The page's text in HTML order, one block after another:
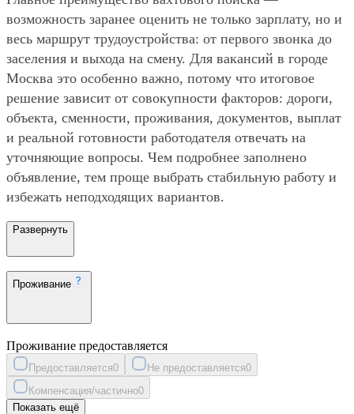
возможность заранее оценить не только зарплату, но и
весь маршрут трудоустройства: от первого звонка до
заселения и выхода на смену. Для вакансий в городе
Москва это особенно важно, потому что итоговое
решение зависит от совокупности факторов: дороги,
объекта, сменности, проживания, документов, выплат
и реальной готовности работодателя отвечать на
уточняющие вопросы. Чем подробнее заполнено
объявление, тем проще выбрать стабильную работу и
избежать неподходящих вариантов.
Развернуть
Проживание
Проживание предоставляется
Предоставляется0 Не предоставляется0
Компенсация/частично0
Показать ещё